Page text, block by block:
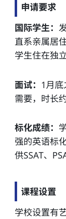
申请要求
国际学生：
直系亲属居
学生住在独
面试： 1月
需要，时长
标化成绩：
强的英语标
供SSAT、
课程设置
学校设置有